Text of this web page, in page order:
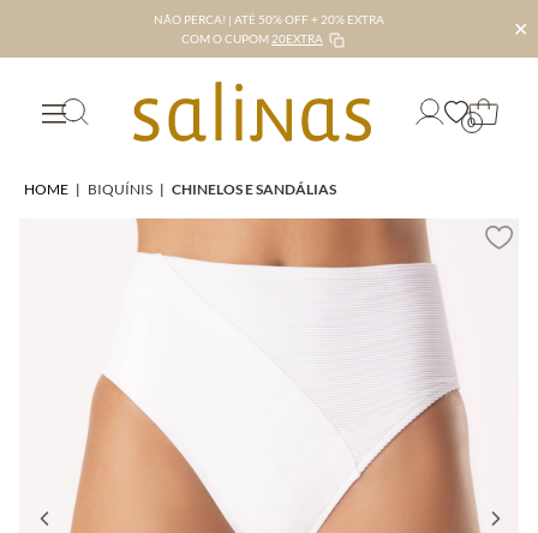
NÃO PERCA! | ATÉ 50% OFF + 20% EXTRA
COM O CUPOM 20EXTRA ✕
0
HOME | BIQUÍNIS | CHINELOS E SANDÁLIAS